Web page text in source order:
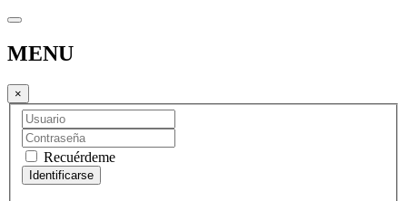
MENU
×
Recuérdeme